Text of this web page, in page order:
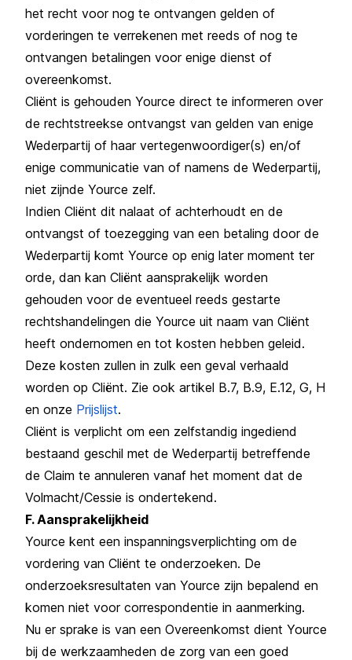
het recht voor nog te ontvangen gelden of
vorderingen te verrekenen met reeds of nog te
ontvangen betalingen voor enige dienst of
overeenkomst.
Cliënt is gehouden Yource direct te informeren over
de rechtstreekse ontvangst van gelden van enige
Wederpartij of haar vertegenwoordiger(s) en/of
enige communicatie van of namens de Wederpartij,
niet zijnde Yource zelf.
Indien Cliënt dit nalaat of achterhoudt en de
ontvangst of toezegging van een betaling door de
Wederpartij komt Yource op enig later moment ter
orde, dan kan Cliënt aansprakelijk worden
gehouden voor de eventueel reeds gestarte
rechtshandelingen die Yource uit naam van Cliënt
heeft ondernomen en tot kosten hebben geleid.
Deze kosten zullen in zulk een geval verhaald
worden op Cliënt. Zie ook artikel B.7, B.9, E.12, G, H
en onze Prijslijst.
Cliënt is verplicht om een zelfstandig ingediend
bestaand geschil met de Wederpartij betreffende
de Claim te annuleren vanaf het moment dat de
Volmacht/Cessie is ondertekend.
F. Aansprakelijkheid
Yource kent een inspanningsverplichting om de
vordering van Cliënt te onderzoeken. De
onderzoeksresultaten van Yource zijn bepalend en
komen niet voor correspondentie in aanmerking.
Nu er sprake is van een Overeenkomst dient Yource
bij de werkzaamheden de zorg van een goed